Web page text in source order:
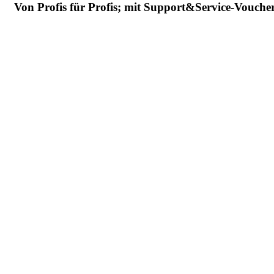
Von Profis für Profis; mit Support&Service-